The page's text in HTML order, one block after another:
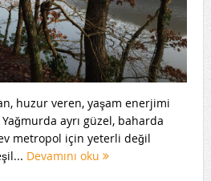
huzur veren, yaşam enerjimi
ayrı güzel, baharda
metropol için yeterli değil
Devamını oku